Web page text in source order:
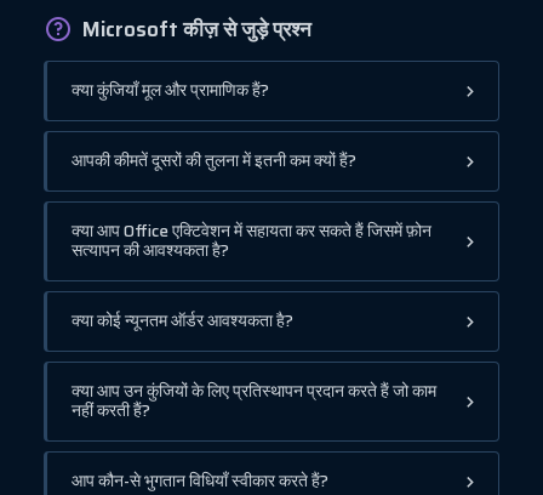
Microsoft कीज़ से जुड़े प्रश्न
क्या कुंजियाँ मूल और प्रामाणिक हैं?
आपकी कीमतें दूसरों की तुलना में इतनी कम क्यों हैं?
क्या आप Office एक्टिवेशन में सहायता कर सकते हैं जिसमें फ़ोन
सत्यापन की आवश्यकता है?
क्या कोई न्यूनतम ऑर्डर आवश्यकता है?
क्या आप उन कुंजियों के लिए प्रतिस्थापन प्रदान करते हैं जो काम
नहीं करती हैं?
आप कौन-से भुगतान विधियाँ स्वीकार करते हैं?